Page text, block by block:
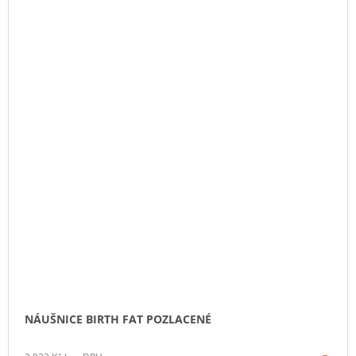
NÁUŠNICE BIRTH FAT POZLACENÉ